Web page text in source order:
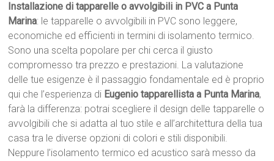
Installazione di tapparelle o avvolgibili in PVC a Punta
Marina: le tapparelle o avvolgibili in PVC sono leggere,
economiche ed efficienti in termini di isolamento termico.
Sono una scelta popolare per chi cerca il giusto
compromesso tra prezzo e prestazioni. La valutazione
delle tue esigenze è il passaggio fondamentale ed è proprio
qui che l’esperienza di Eugenio tapparellista a Punta Marina,
farà la differenza: potrai scegliere il design delle tapparelle o
avvolgibili che si adatta al tuo stile e all’architettura della tua
casa tra le diverse opzioni di colori e stili disponibili.
Neppure l’isolamento termico ed acustico sarà messo da